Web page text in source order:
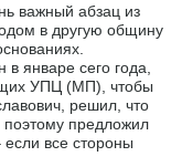
важный абзац из
в другую общину
в январе сего года,
УПЦ (МП), чтобы
решил, что
предложил
все стороны